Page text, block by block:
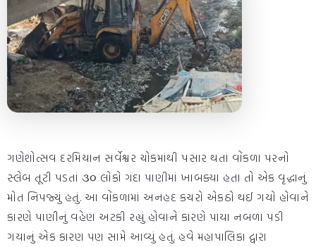
ગણેશોત્સવ દરમિયાન સર્વેશ્વર ચોકમાંથી પસાર થતાં વોંકળા પરનો
સ્લેબ તૂટી પડતાં ૩૦ લોકો ગંદા પાણીમાં ખાબક્યા હતા તો એક વૃદ્ધાનું
મોત નિપજ્યું હતું. આ વોંકળામાં અનહદ કચરો એકઠો થઈ ગયો હોવાને
કારણે પાણીનું વહેણ અટકી રહ્યું હોવાને કારણે પાયા નબળા પડી
ગયાનું એક કારણ પણ સામે આવ્યું હતું. હવે મહાપાલિકા દ્વારા